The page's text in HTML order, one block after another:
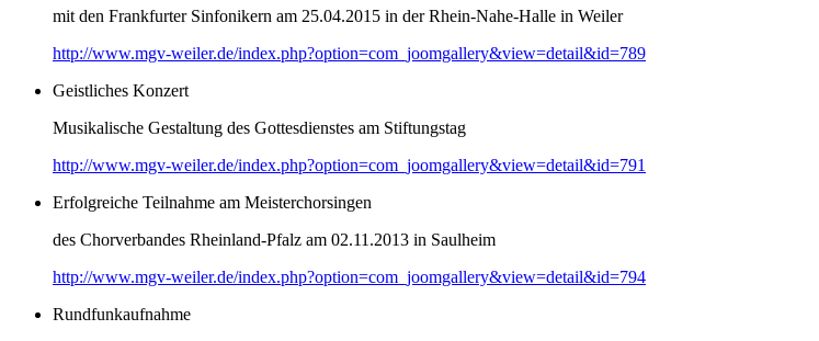
mit den Frankfurter Sinfonikern am 25.04.2015 in der Rhein-Nahe-Halle in Weiler
http://www.mgv-weiler.de/index.php?option=com_joomgallery&view=detail&id=789
Geistliches Konzert
Musikalische Gestaltung des Gottesdienstes am Stiftungstag
http://www.mgv-weiler.de/index.php?option=com_joomgallery&view=detail&id=791
Erfolgreiche Teilnahme am Meisterchorsingen
des Chorverbandes Rheinland-Pfalz am 02.11.2013 in Saulheim
http://www.mgv-weiler.de/index.php?option=com_joomgallery&view=detail&id=794
Rundfunkaufnahme